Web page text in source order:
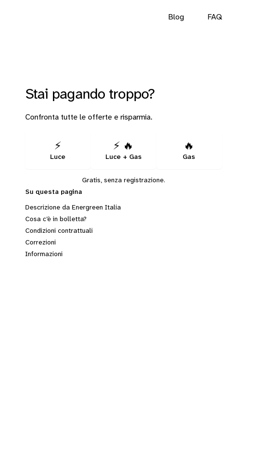
Blog FAQ
Stai pagando troppo?
Confronta tutte le offerte e risparmia.
⚡
Luce
⚡ 🔥
Luce + Gas
🔥
Gas
Gratis, senza registrazione.
Su questa pagina
Descrizione da Energreen Italia
Cosa c’è in bolletta?
Condizioni contrattuali
Correzioni
Informazioni